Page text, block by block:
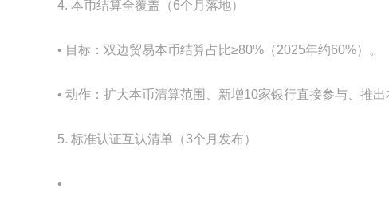
4. 本币结算全覆盖（6个月落地）
• 目标：双边贸易本币结算占比≥80%（2025年约60%）。
• 动作：扩大本币清算范围、新增10家银行直接参与、推出
5. 标准认证互认清单（3个月发布）
•